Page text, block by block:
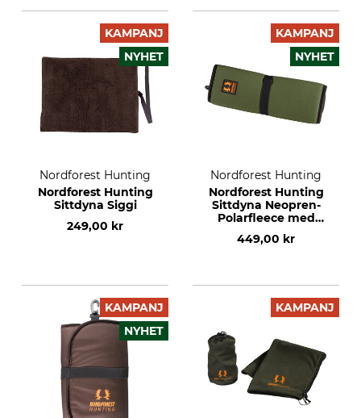
KAMPANJ
NYHET
Nordforest Hunting
Nordforest Hunting
Sittdyna Siggi
249,00 kr
KAMPANJ
NYHET
Nordforest Hunting
Nordforest Hunting
Sittdyna Neopren-
Polarfleece med
plastkarbinhake
449,00 kr
KAMPANJ
NYHET
KAMPANJ